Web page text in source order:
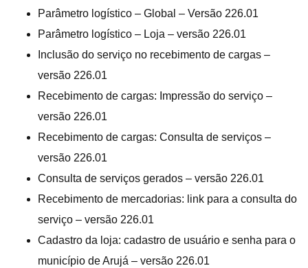
Parâmetro logístico – Global – Versão 226.01
Parâmetro logístico – Loja – versão 226.01
Inclusão do serviço no recebimento de cargas –
versão 226.01
Recebimento de cargas: Impressão do serviço –
versão 226.01
Recebimento de cargas: Consulta de serviços –
versão 226.01
Consulta de serviços gerados – versão 226.01
Recebimento de mercadorias: link para a consulta do
serviço – versão 226.01
Cadastro da loja: cadastro de usuário e senha para o
município de Arujá – versão 226.01